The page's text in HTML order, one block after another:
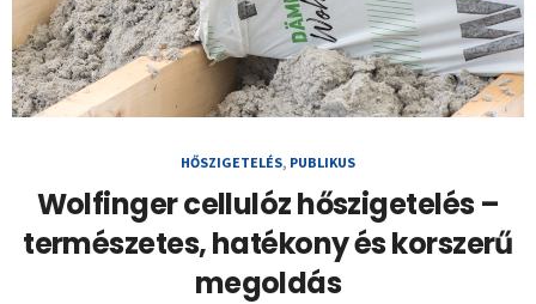
HŐSZIGETELÉS, PUBLIKUS
Wolfinger cellulóz hőszigetelés –
természetes, hatékony és korszerű
megoldás